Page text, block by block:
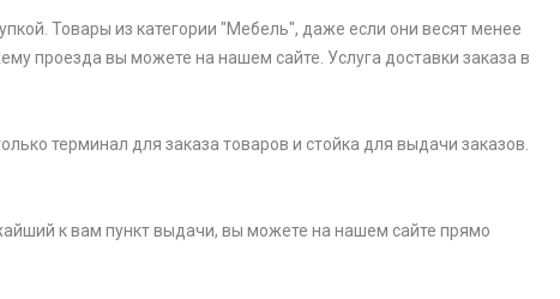
Товары из категории "Мебель", даже если они весят менее
проезда вы можете на нашем сайте. Услуга доставки заказа в
терминал для заказа товаров и стойка для выдачи заказов.
к вам пункт выдачи, вы можете на нашем сайте прямо